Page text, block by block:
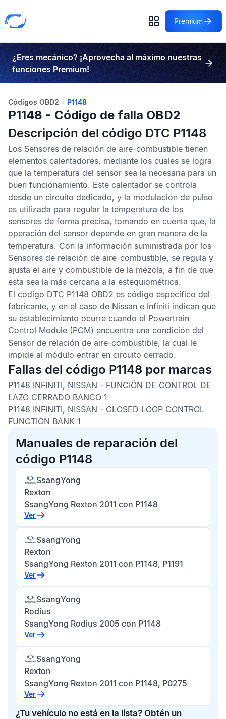
Premium
¿Eres mecánico? ¡Aprovecha al máximo nuestras
funciones Premium!
Códigos OBD2 P1148
P1148 - Código de falla OBD2
Descripción del código DTC P1148
Los Sensores de relación de aire-combustible tienen
elementos calentadores, mediante los cuales se logra
que la temperatura del sensor sea la necesaria para un
buen funcionamiento. Este calentador se controla
desde un circuito dedicado, y la modulación de pulso
es utilizada para regular la temperatura de los
sensores de forma precisa, tomando en cuenta que, la
operación del sensor depende en gran manera de la
temperatura. Con la información suministrada por los
Sensores de relación de aire-combustible, se regula y
ajusta el aire y combustible de la mezcla, a fin de que
esta sea la más cercana a la estequiométrica.
El código DTC P1148 OBD2 es código específico del
fabricante, y en el caso de Nissan e Infiniti indican que
su establecimiento ocurre cuando el Powertrain
Control Module (PCM) encuentra una condición del
Sensor de relación de aire-combustible, la cual le
impide al módulo entrar en circuito cerrado.
Fallas del código P1148 por marcas
P1148 INFINITI, NISSAN - FUNCIÓN DE CONTROL DE
LAZO CERRADO BANCO 1
P1148 INFINITI, NISSAN - CLOSED LOOP CONTROL
FUNCTION BANK 1
Manuales de reparación del
código P1148
SsangYong
Rexton
SsangYong Rexton 2011 con P1148
Ver
SsangYong
Rexton
SsangYong Rexton 2011 con P1148, P1191
Ver
SsangYong
Rodius
SsangYong Rodius 2005 con P1148
Ver
SsangYong
Rexton
SsangYong Rexton 2011 con P1148, P0275
Ver
¿Tu vehículo no está en la lista? Obtén un